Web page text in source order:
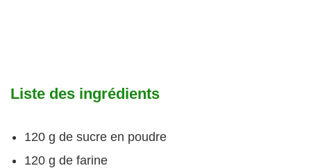
Liste des ingrédients
120 g de sucre en poudre
120 g de farine